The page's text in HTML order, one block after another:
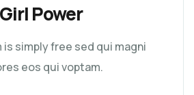
Girl Power
is simply free sed qui magni
eos qui voptam.